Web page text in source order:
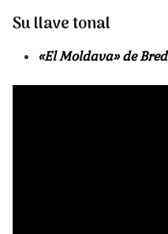
Su llave tonal
«El Moldava» de